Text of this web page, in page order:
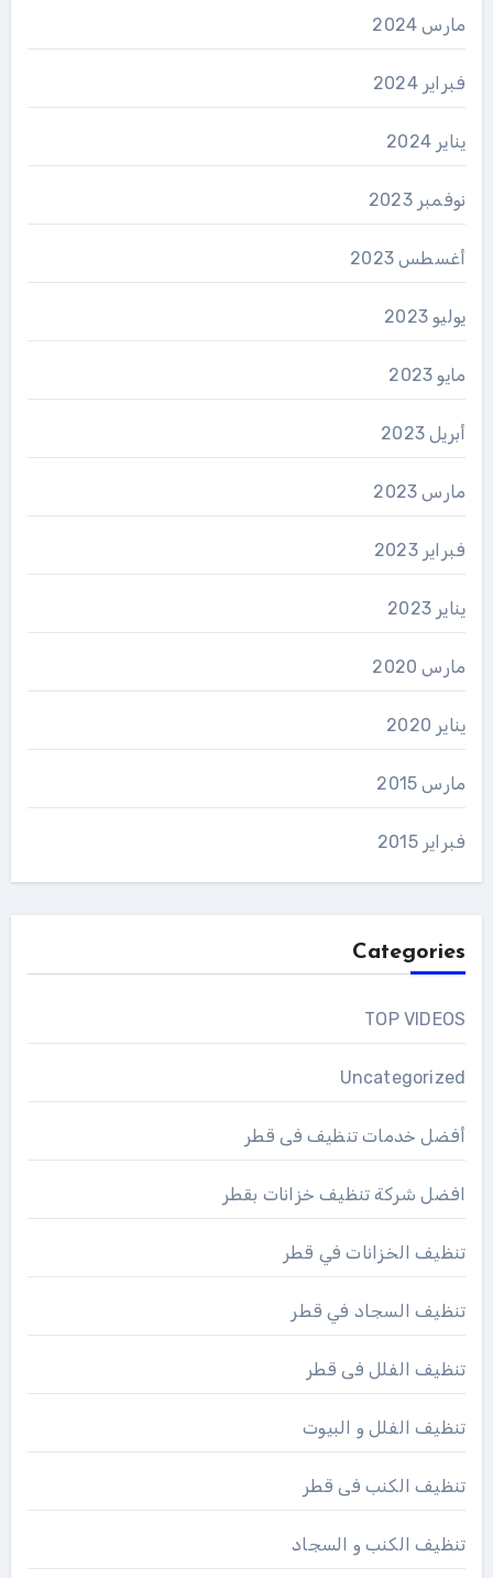
مارس 2024
فبراير 2024
يناير 2024
نوفمبر 2023
أغسطس 2023
يوليو 2023
مايو 2023
أبريل 2023
مارس 2023
فبراير 2023
يناير 2023
مارس 2020
يناير 2020
مارس 2015
فبراير 2015
Categories
TOP VIDEOS
Uncategorized
أفضل خدمات تنظيف فى قطر
افضل شركة تنظيف خزانات بقطر
تنظيف الخزانات في قطر
تنظيف السجاد في قطر
تنظيف الفلل فى قطر
تنظيف الفلل و البيوت
تنظيف الكنب فى قطر
تنظيف الكنب و السجاد